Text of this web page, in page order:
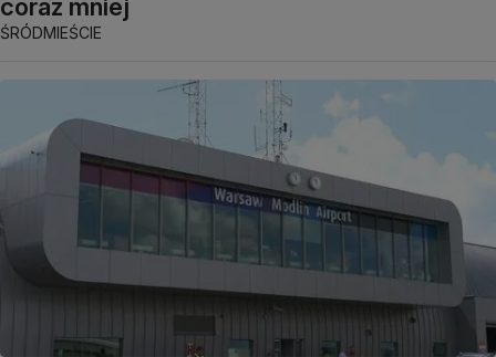
coraz mniej
ŚRÓDMIEŚCIE